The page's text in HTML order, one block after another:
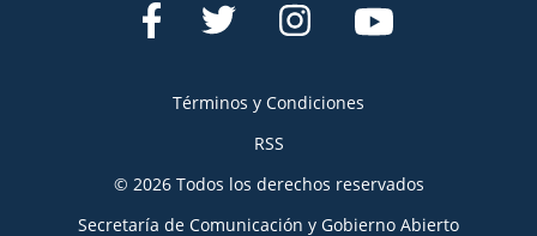
Términos y Condiciones
RSS
© 2026 Todos los derechos reservados
Secretaría de Comunicación y Gobierno Abierto